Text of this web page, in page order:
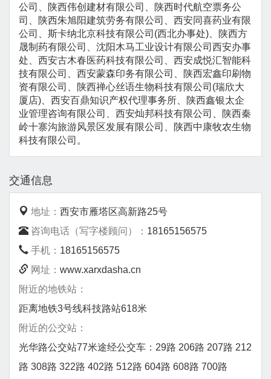
公司、陕西伟创建材有限公司、陕西时代航空票务公
司、陕西朱旭阳建筑劳务有限公司、西安同喜药业有限
公司、斯卡纳北京科技有限公司(西北办事处)、陕西方
晟制药有限公司、沈阳木马工业设计有限公司西安办事
处、西安古木春医药科技有限公司、西安成悦汇智能科
技有限公司、西安蒙森印务有限公司、陕西宏鑫印刷物
资有限公司、陕西禅心丝语生物科技有限公司(瑞欣大
厦店)、西安百鼎知识产权代理事务所、陕西鑫银太企
业管理咨询有限公司、西安灿邦科技有限公司、陕西秦
岭十寨沟旅游风景区发展有限公司、陕西中康牧农生物
科技有限公司。
交通信息
地址： 西安市雁塔区高新路25号
咨询电话（写字楼顾问）： 18165156575
手机： 18165156575
网址： www.xarxdasha.cn
附近的地铁站：
距离地铁3号线科技路站618米
附近的公交站：
光华路公交站77米途经公交车：29路 206路 207路 212
路 308路 322路 402路 512路 604路 608路 700路